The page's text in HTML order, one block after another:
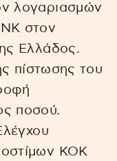
λογαριασμών
στον
Ελλάδος.
πίστωσης του
ποσού.
ΚΟΚ